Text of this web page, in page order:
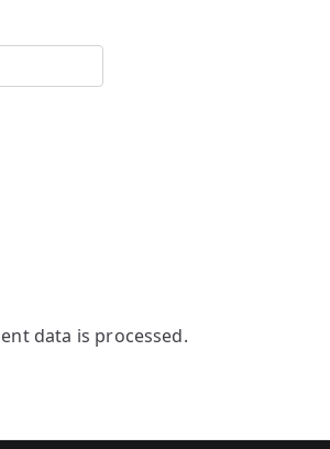
data is processed.